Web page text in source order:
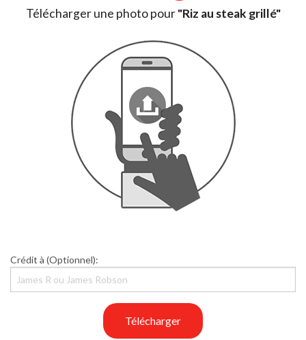
Télécharger une photo pour"Riz au steak grillé"
Crédit à (Optionnel):
Télécharger